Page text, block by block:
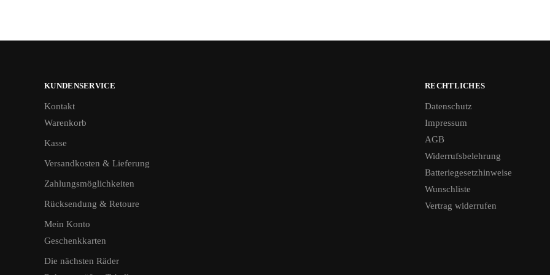
KUNDENSERVICE
Kontakt
Warenkorb
Kasse
Versandkosten & Lieferung
Zahlungsmöglichkeiten
Rücksendung & Retoure
Mein Konto
Geschenkkarten
Die nächsten Räder
RECHTLICHES
Datenschutz
Impressum
AGB
Widerrufsbelehrung
Batteriegesetzhinweise
Wunschliste
Vertrag widerrufen